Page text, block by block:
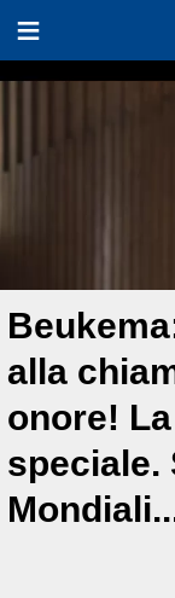
alla
onore!
speciale.